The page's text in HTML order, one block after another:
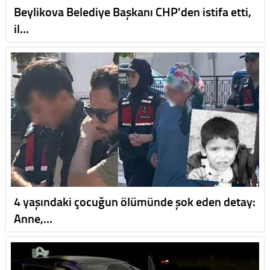
Beylikova Belediye Başkanı CHP'den istifa etti,
il…
4 yaşındaki çocuğun ölümünde şok eden detay:
Anne,…